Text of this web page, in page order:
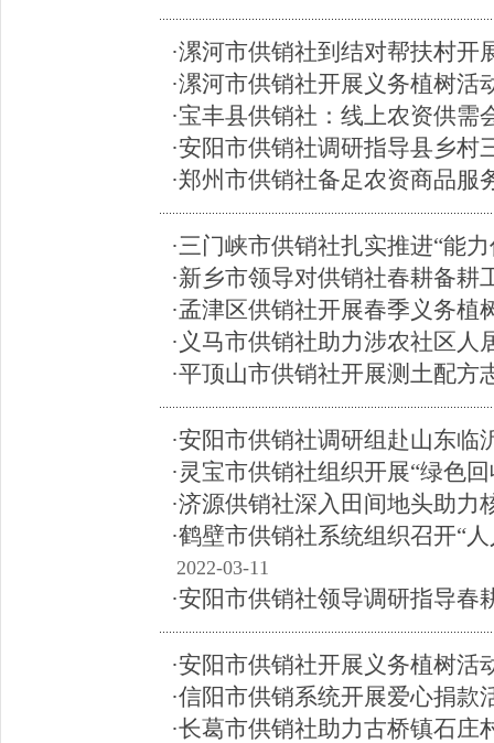
·漯河市供销社到结对帮扶村开
·漯河市供销社开展义务植树活
·宝丰县供销社：线上农资供需
·安阳市供销社调研指导县乡村
·郑州市供销社备足农资商品服
·三门峡市供销社扎实推进“能
·新乡市领导对供销社春耕备耕
·孟津区供销社开展春季义务植
·义马市供销社助力涉农社区人
·平顶山市供销社开展测土配方
·安阳市供销社调研组赴山东临
·灵宝市供销社组织开展“绿色
·济源供销社深入田间地头助力
·鹤壁市供销社系统组织召开“
2022-03-11
·安阳市供销社领导调研指导春
·安阳市供销社开展义务植树活
·信阳市供销系统开展爱心捐款
·长葛市供销社助力古桥镇石